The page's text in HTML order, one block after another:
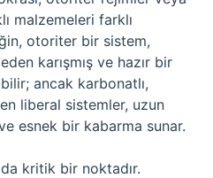
malzemeleri farklı
otoriter bir sistem,
karışmış ve hazır bir
ancak karbonatlı,
liberal sistemler, uzun
esnek bir kabarma sunar.
kritik bir noktadır.